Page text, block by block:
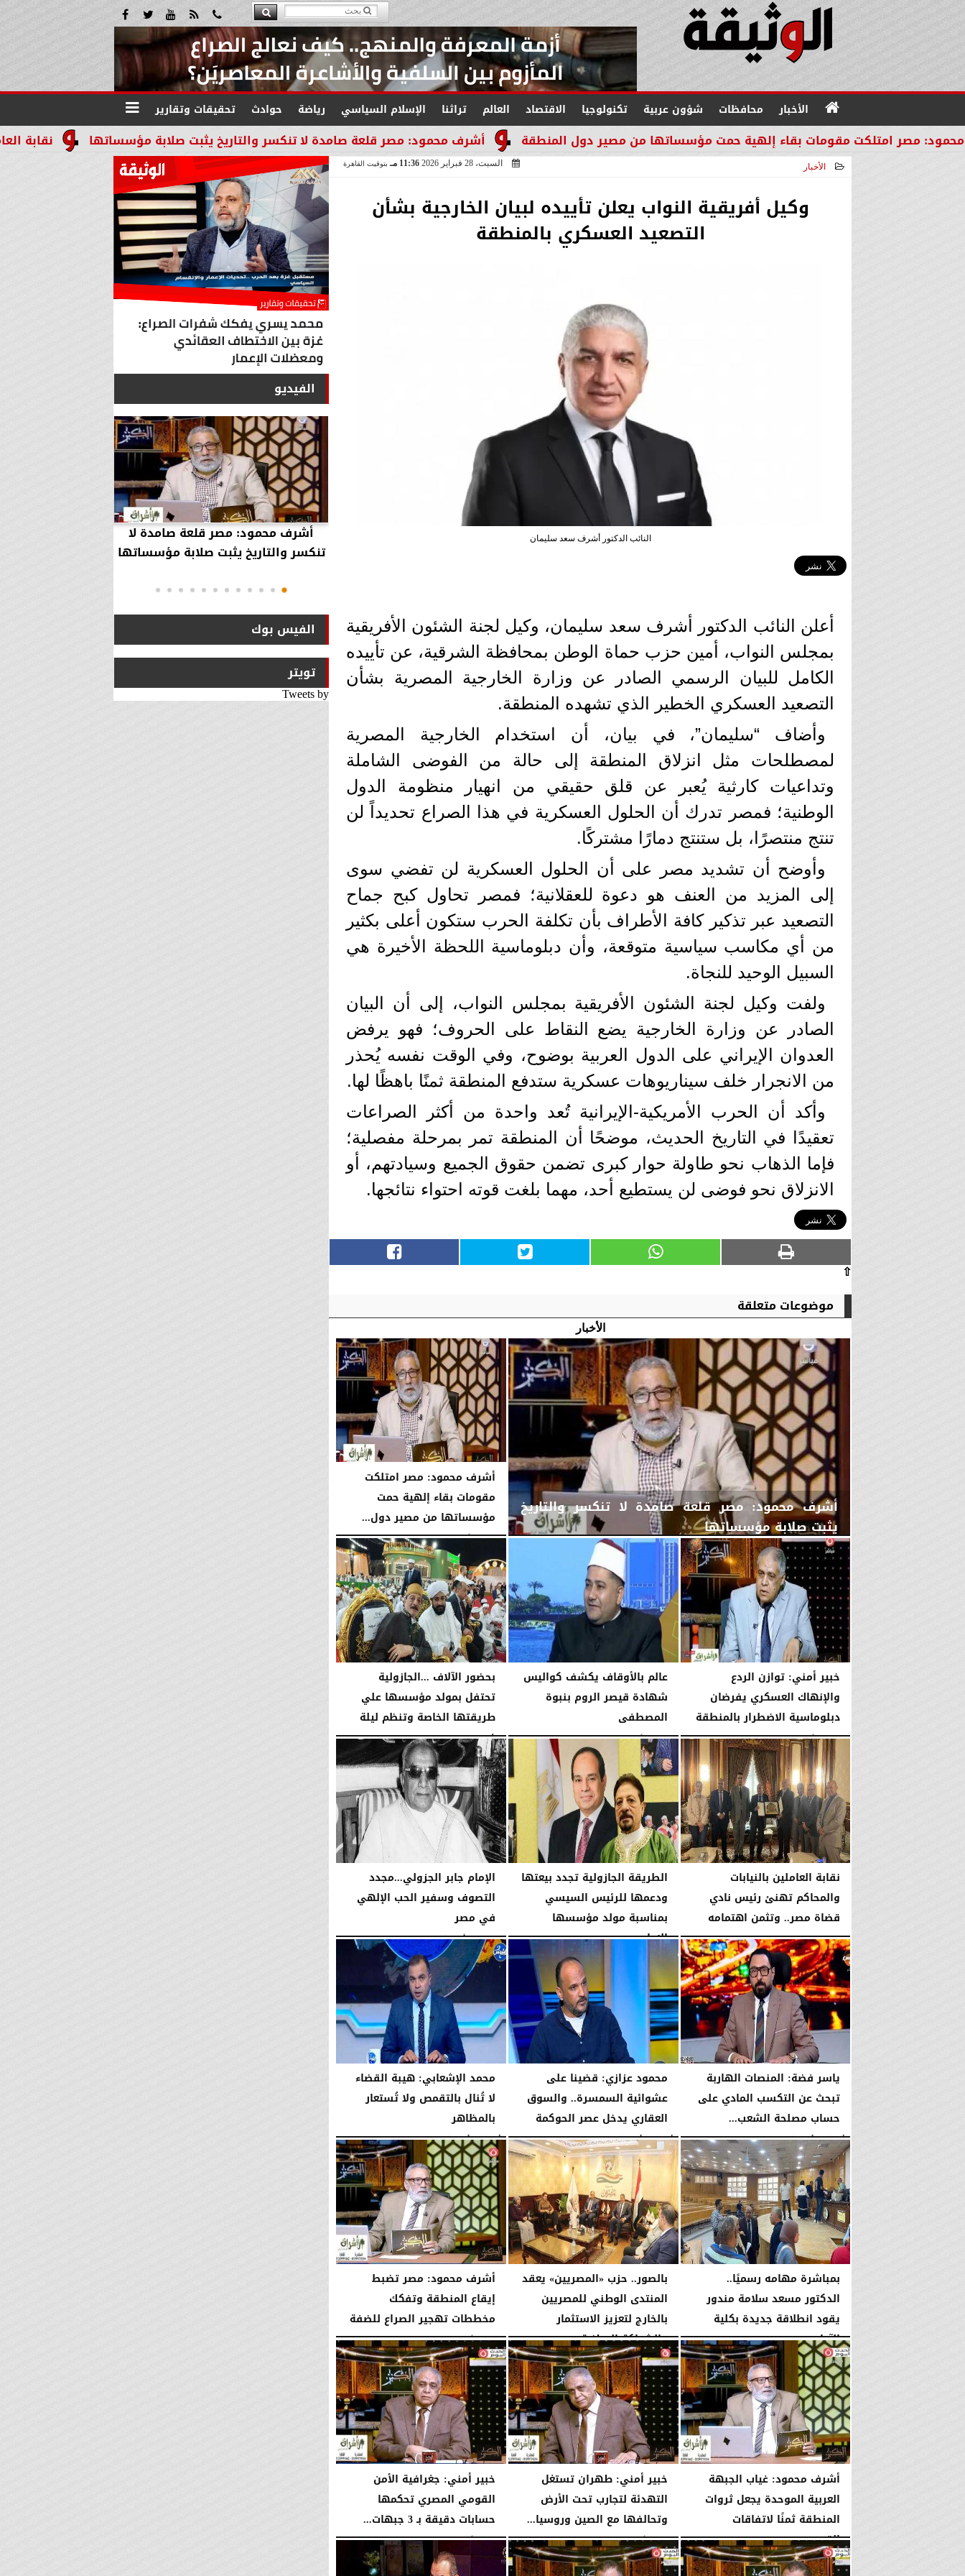
الأخبار محافظات شؤون عربية تكنولوجيا الاقتصاد العالم تراثنا الإسلام السياسي رياضة حوادث تحقيقات وتقارير
نقابة العاملين أشرف محمود: مصر قلعة صامدة لا تنكسر والتاريخ يثبت صلابة مؤسساتها مقومات بقاء إلهية حمت مؤسساتها من مصير دول المنطقة
الأخبار السبت، 28 فبراير 2026 11:36 مـ بتوقيت القاهرة
وكيل أفريقية النواب يعلن تأييده لبيان الخارجية بشأن
التصعيد العسكري بالمنطقة
النائب الدكتور أشرف سعد سليمان
أعلن النائب الدكتور أشرف سعد سليمان، وكيل لجنة الشئون الأفريقية
بمجلس النواب، أمين حزب حماة الوطن بمحافظة الشرقية، عن تأييده
الكامل للبيان الرسمي الصادر عن وزارة الخارجية المصرية بشأن
التصعيد العسكري الخطير الذي تشهده المنطقة.
وأضاف “سليمان”، في بيان، أن استخدام الخارجية المصرية
لمصطلحات مثل انزلاق المنطقة إلى حالة من الفوضى الشاملة
وتداعيات كارثية يُعبر عن قلق حقيقي من انهيار منظومة الدول
الوطنية؛ فمصر تدرك أن الحلول العسكرية في هذا الصراع تحديداً لن
تنتج منتصرًا، بل ستنتج دمارًا مشتركًا.
وأوضح أن تشديد مصر على أن الحلول العسكرية لن تفضي سوى
إلى المزيد من العنف هو دعوة للعقلانية؛ فمصر تحاول كبح جماح
التصعيد عبر تذكير كافة الأطراف بأن تكلفة الحرب ستكون أعلى بكثير
من أي مكاسب سياسية متوقعة، وأن دبلوماسية اللحظة الأخيرة هي
السبيل الوحيد للنجاة.
ولفت وكيل لجنة الشئون الأفريقية بمجلس النواب، إلى أن البيان
الصادر عن وزارة الخارجية يضع النقاط على الحروف؛ فهو يرفض
العدوان الإيراني على الدول العربية بوضوح، وفي الوقت نفسه يُحذر
من الانجرار خلف سيناريوهات عسكرية ستدفع المنطقة ثمنًا باهظًا لها.
وأكد أن الحرب الأمريكية-الإيرانية تُعد واحدة من أكثر الصراعات
تعقيدًا في التاريخ الحديث، موضحًا أن المنطقة تمر بمرحلة مفصلية؛
فإما الذهاب نحو طاولة حوار كبرى تضمن حقوق الجميع وسيادتهم، أو
الانزلاق نحو فوضى لن يستطيع أحد، مهما بلغت قوته احتواء نتائجها.
⇧
موضوعات متعلقة
الأخبار
أشرف محمود: مصر قلعة صامدة لا تنكسر والتاريخ
يثبت صلابة مؤسساتها
الجمعة، 7 أغسطس 2026 10:15 مـ
أشرف محمود: مصر امتلكت
مقومات بقاء إلهية حمت
مؤسساتها من مصير دول...
الجمعة، 7 أغسطس 2026 10:12 مـ
خبير أمني: توازن الردع
والإنهاك العسكري يفرضان
دبلوماسية الاضطرار بالمنطقة
الجمعة، 7 أغسطس 2026 10:06 مـ
عالم بالأوقاف يكشف كواليس
شهادة قيصر الروم بنبوة
المصطفى
الجمعة، 7 أغسطس 2026 10:04 مـ
بحضور الآلاف ...الجازولية
تحتفل بمولد مؤسسها علي
طريقتها الخاصة وتنظم ليلة
في...
الجمعة، 7 أغسطس 2026 11:31 صـ
نقابة العاملين بالنيابات
والمحاكم تهنئ رئيس نادي
قضاة مصر.. وتثمن اهتمامه
بدعم...
الخميس، 6 أغسطس 2026 06:22 مـ
الطريقة الجازولية تجدد بيعتها
ودعمها للرئيس السيسي
بمناسبة مولد مؤسسها
الإمام...
الخميس، 6 أغسطس 2026 02:46 مـ
الإمام جابر الجزولي...مجدد
التصوف وسفير الحب الإلهي
في مصر
الخميس، 6 أغسطس 2026 01:45 مـ
ياسر فضة: المنصات الهاربة
تبحث عن التكسب المادي على
حساب مصلحة الشعب...
الأربعاء، 5 أغسطس 2026 08:42 مـ
محمود عزازي: قضينا على
عشوائية السمسرة.. والسوق
العقاري يدخل عصر الحوكمة
الأربعاء، 5 أغسطس 2026 08:19 مـ
محمد الإشعابي: هيبة القضاء
لا تُنال بالتقمص ولا تُستعار
بالمظاهر
الأربعاء، 5 أغسطس 2026 08:17 مـ
بمباشرة مهامه رسميًا..
الدكتور مسعد سلامة مندور
يقود انطلاقة جديدة بكلية
الآداب...
الأربعاء، 5 أغسطس 2026 04:51 مـ
بالصور.. حزب «المصريين» يعقد
المنتدى الوطني للمصريين
بالخارج لتعزيز الاستثمار
والشراكة الوطنية
الثلاثاء، 4 أغسطس 2026 11:31 مـ
أشرف محمود: مصر تضبط
إيقاع المنطقة وتفكك
مخططات تهجير الصراع للضفة
الإثنين، 3 أغسطس 2026 10:44 مـ
أشرف محمود: غياب الجبهة
العربية الموحدة يجعل ثروات
المنطقة ثمنًا لاتفاقات
القوى...
الإثنين، 3 أغسطس 2026 10:42 مـ
خبير أمني: طهران تستغل
التهدئة لتجارب تحت الأرض
وتحالفها مع الصين وروسيا...
الإثنين، 3 أغسطس 2026 10:37 مـ
خبير أمني: جغرافية الأمن
القومي المصري تحكمها
حسابات دقيقة بـ 3 جبهات...
الإثنين، 3 أغسطس 2026 10:35 مـ
الفيديو
خبير أمني: طهران تستغل التهدئة
أشرف محمود: مصر قلعة صامدة لا
تنكسر والتاريخ يثبت صلابة مؤسساتها
الفيس بوك
تويتر
Tweets by